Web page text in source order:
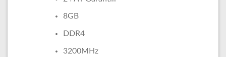
8GB
DDR4
3200MHz